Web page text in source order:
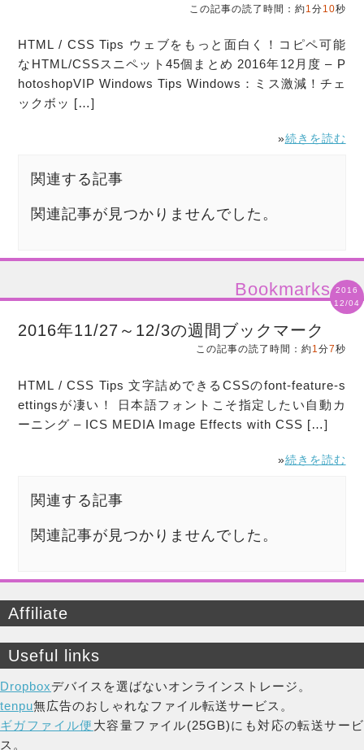
この記事の読了時間：約1 分10秒
HTML / CSS Tips ウェブをもっと面白く！コピペ可能
なHTML/CSSスニペット45個まとめ 2016年12月度 – P
hotoshopVIP Windows Tips Windows：ミス激減！チェ
ックボッ […]
»続きを読む
関連する記事
関連記事が見つかりませんでした。
Bookmarks 2016
12/04
2016年11/27～12/3の週間ブックマーク
この記事の読了時間：約1分7秒
HTML / CSS Tips 文字詰めできるCSSのfont-feature-s
ettingsが凄い！ 日本語フォントこそ指定したい自動カ
ーニング – ICS MEDIA Image Effects with CSS […]
»続きを読む
関連する記事
関連記事が見つかりませんでした。
Affiliate
Useful links
Dropboxデバイスを選ばないオンラインストレージ。
tenpu無広告のおしゃれなファイル転送サービス。
ギガファイル便 大容量ファイル(25GB)にも対応の転送サービ
ス。